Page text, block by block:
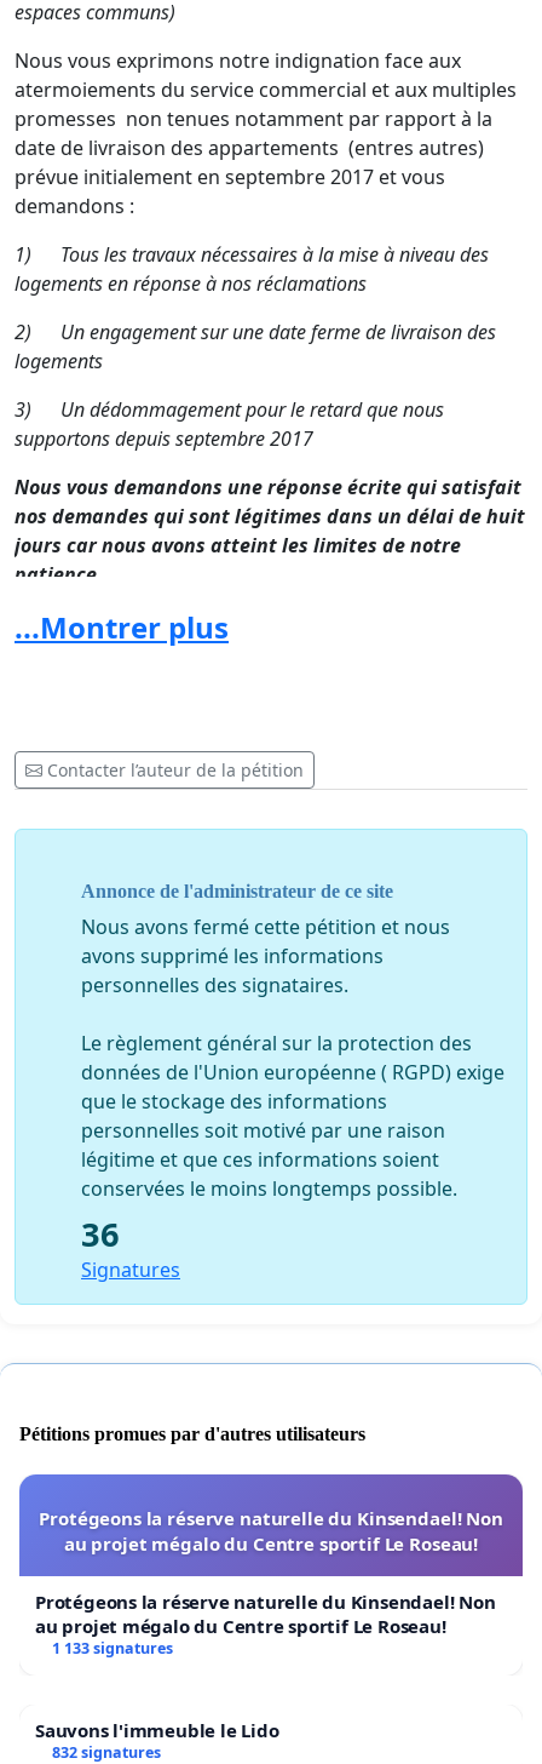
espaces communs)
Nous vous exprimons notre indignation face aux
atermoiements du service commercial et aux multiples
promesses non tenues notamment par rapport à la
date de livraison des appartements (entres autres)
prévue initialement en septembre 2017 et vous
demandons :
1) Tous les travaux nécessaires à la mise à niveau des
logements en réponse à nos réclamations
2) Un engagement sur une date ferme de livraison des
logements
3) Un dédommagement pour le retard que nous
supportons depuis septembre 2017
Nous vous demandons une réponse écrite qui satisfait
nos demandes qui sont légitimes dans un délai de huit
jours car nous avons atteint les limites de notre
patience.
...Montrer plus
Contacter l’auteur de la pétition
Annonce de l'administrateur de ce site
Nous avons fermé cette pétition et nous
avons supprimé les informations
personnelles des signataires.
Le règlement général sur la protection des
données de l'Union européenne ( RGPD) exige
que le stockage des informations
personnelles soit motivé par une raison
légitime et que ces informations soient
conservées le moins longtemps possible.
36
Signatures
Pétitions promues par d'autres utilisateurs
Protégeons la réserve naturelle du Kinsendael! Non
au projet mégalo du Centre sportif Le Roseau!
Protégeons la réserve naturelle du Kinsendael! Non
au projet mégalo du Centre sportif Le Roseau!
1 133 signatures
Sauvons l'immeuble le Lido
832 signatures